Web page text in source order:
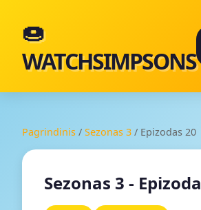
🍩
WATCHSIMPSONS
Pagrindinis / Sezonas 3 / Epizodas 20
Sezonas 3 -